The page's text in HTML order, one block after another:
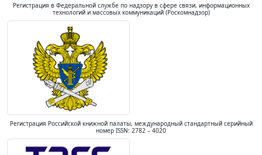
Регистрация в Федеральной службе по надзору в сфере связи, информационных
технологий и массовых коммуникаций (Роскомнадзор)
Регистрация Российской книжной палаты, международный стандартный серийный
номер ISSN: 2782 – 4020